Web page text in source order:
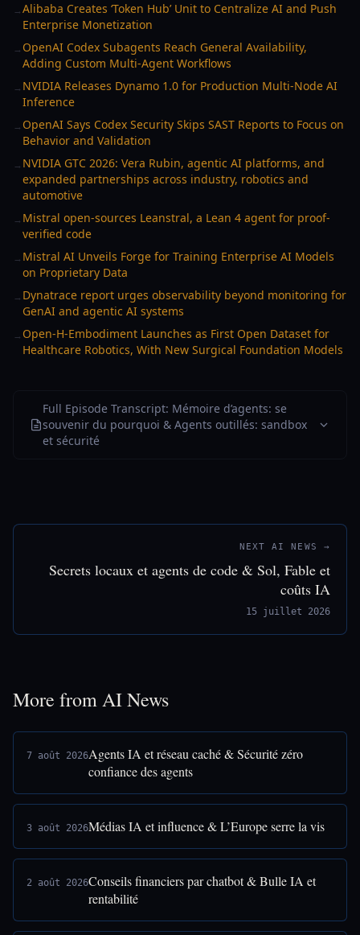
→Alibaba Creates ‘Token Hub’ Unit to Centralize AI and Push
Enterprise Monetization
→ OpenAI Codex Subagents Reach General Availability,
Adding Custom Multi-Agent Workflows
→ NVIDIA Releases Dynamo 1.0 for Production Multi-Node AI
Inference
→ OpenAI Says Codex Security Skips SAST Reports to Focus on
Behavior and Validation
→ NVIDIA GTC 2026: Vera Rubin, agentic AI platforms, and
expanded partnerships across industry, robotics and
automotive
→ Mistral open-sources Leanstral, a Lean 4 agent for proof-
verified code
→ Mistral AI Unveils Forge for Training Enterprise AI Models
on Proprietary Data
→ Dynatrace report urges observability beyond monitoring for
GenAI and agentic AI systems
→ Open-H-Embodiment Launches as First Open Dataset for
Healthcare Robotics, With New Surgical Foundation Models
Full Episode Transcript: Mémoire d’agents: se
souvenir du pourquoi & Agents outillés: sandbox
et sécurité
NEXT AI NEWS →
Secrets locaux et agents de code & Sol, Fable et
coûts IA
15 juillet 2026
More from AI News
7 août 2026Agents IA et réseau caché & Sécurité zéro
confiance des agents
3 août 2026Médias IA et influence & L’Europe serre la vis
2 août 2026Conseils financiers par chatbot & Bulle IA et
rentabilité